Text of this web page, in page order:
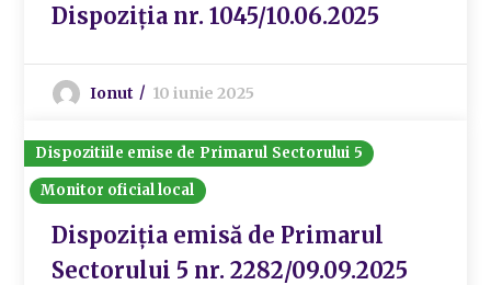
Dispoziția nr. 1045/10.06.2025
Ionut 10 iunie 2025
Dispozitiile emise de Primarul Sectorului 5
Monitor oficial local
Dispoziția emisă de Primarul
Sectorului 5 nr. 2282/09.09.2025